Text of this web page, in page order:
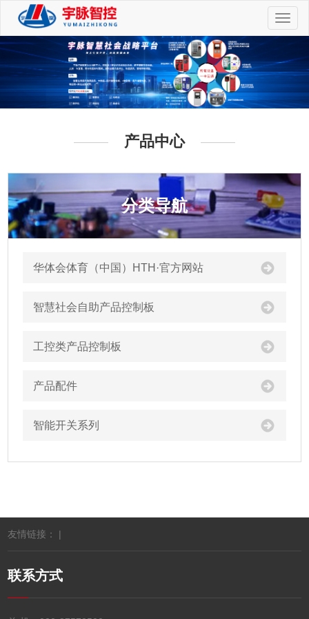
切
换
航
产品中心
分类导航
华体会体育（中国）HTH·官方网站
智慧社会自助产品控制板
工控类产品控制板
产品配件
智能开关系列
友情链接： |
联系方式